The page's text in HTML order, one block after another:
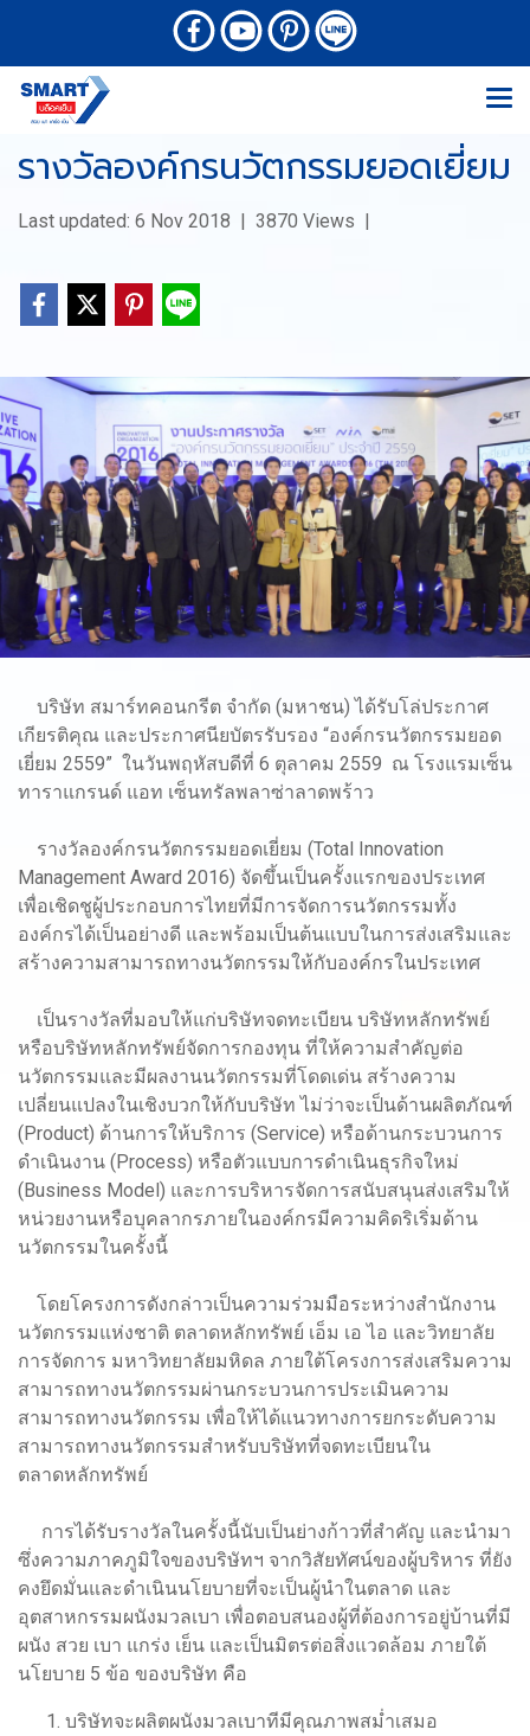
รางวัลองค์กรนวัตกรรมยอดเยี่ยม
Last updated: 6 Nov 2018 | 3870 Views |
บริษัท สมาร์ทคอนกรีต จำกัด (มหาชน) ได้รับโล่ประกาศ
เกียรติคุณ และประกาศนียบัตรรับรอง “องค์กรนวัตกรรมยอด
เยี่ยม 2559” ในวันพฤหัสบดีที่ 6 ตุลาคม 2559 ณ โรงแรมเซ็น
ทาราแกรนด์ แอท เซ็นทรัลพลาซ่าลาดพร้าว
รางวัลองค์กรนวัตกรรมยอดเยี่ยม (Total Innovation
Management Award 2016) จัดขึ้นเป็นครั้งแรกของประเทศ
เพื่อเชิดชูผู้ประกอบการไทยที่มีการจัดการนวัตกรรมทั้ง
องค์กรได้เป็นอย่างดี และพร้อมเป็นต้นแบบในการส่งเสริมและ
สร้างความสามารถทางนวัตกรรมให้กับองค์กรในประเทศ
เป็นรางวัลที่มอบให้แก่บริษัทจดทะเบียน บริษัทหลักทรัพย์
หรือบริษัทหลักทรัพย์จัดการกองทุน ที่ให้ความสำคัญต่อ
นวัตกรรมและมีผลงานนวัตกรรมที่โดดเด่น สร้างความ
เปลี่ยนแปลงในเชิงบวกให้กับบริษัท ไม่ว่าจะเป็นด้านผลิตภัณฑ์
(Product) ด้านการให้บริการ (Service) หรือด้านกระบวนการ
ดำเนินงาน (Process) หรือตัวแบบการดำเนินธุรกิจใหม่
(Business Model) และการบริหารจัดการสนับสนุนส่งเสริมให้
หน่วยงานหรือบุคลากรภายในองค์กรมีความคิดริเริ่มด้าน
นวัตกรรมในครั้งนี้
โดยโครงการดังกล่าวเป็นความร่วมมือระหว่างสำนักงาน
นวัตกรรมแห่งชาติ ตลาดหลักทรัพย์ เอ็ม เอ ไอ และวิทยาลัย
การจัดการ มหาวิทยาลัยมหิดล ภายใต้โครงการส่งเสริมความ
สามารถทางนวัตกรรมผ่านกระบวนการประเมินความ
สามารถทางนวัตกรรม เพื่อให้ได้แนวทางการยกระดับความ
สามารถทางนวัตกรรมสำหรับบริษัทที่จดทะเบียนใน
ตลาดหลักทรัพย์
การได้รับรางวัลในครั้งนี้นับเป็นย่างก้าวที่สำคัญ และนำมา
ซึ่งความภาคภูมิใจของบริษัทฯ จากวิสัยทัศน์ของผู้บริหาร ที่ยัง
คงยึดมั่นและดำเนินนโยบายที่จะเป็นผู้นำในตลาด และ
อุตสาหกรรมผนังมวลเบา เพื่อตอบสนองผู้ที่ต้องการอยู่บ้านที่มี
ผนัง สวย เบา แกร่ง เย็น และเป็นมิตรต่อสิ่งแวดล้อม ภายใต้
นโยบาย 5 ข้อ ของบริษัท คือ
บริษัทจะผลิตผนังมวลเบาทีมีคุณภาพสม่ำเสมอ